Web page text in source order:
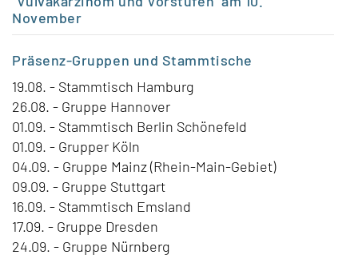
November
Präsenz-Gruppen und Stammtische
19.08. - Stammtisch Hamburg
26.08. - Gruppe Hannover
01.09. - Stammtisch Berlin Schönefeld
01.09. - Grupper Köln
04.09. - Gruppe Mainz (Rhein-Main-Gebiet)
09.09. - Gruppe Stuttgart
16.09. - Stammtisch Emsland
17.09. - Gruppe Dresden
24.09. - Gruppe Nürnberg